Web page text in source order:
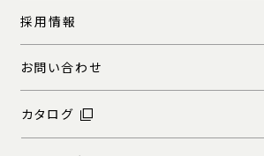
採用情報
お問い合わせ
カタログ